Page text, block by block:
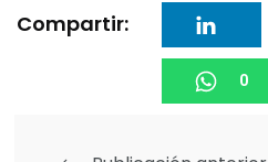
Compartir:
0